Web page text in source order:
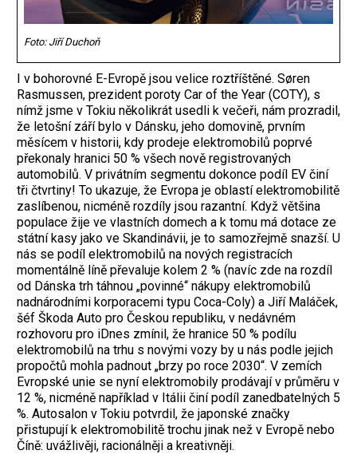
Foto: Jiří Duchoň
I v bohorovné E-Evropě jsou velice roztříštěné. Søren
Rasmussen, prezident poroty Car of the Year (COTY), s
nímž jsme v Tokiu několikrát usedli k večeři, nám prozradil,
že letošní září bylo v Dánsku, jeho domovině, prvním
měsícem v historii, kdy prodeje elektromobilů poprvé
překonaly hranici 50 % všech nově registrovaných
automobilů. V privátním segmentu dokonce podíl EV činí
tři čtvrtiny! To ukazuje, že Evropa je oblastí elektromobilitě
zaslíbenou, nicméně rozdíly jsou razantní. Když většina
populace žije ve vlastních domech a k tomu má dotace ze
státní kasy jako ve Skandinávii, je to samozřejmě snazší. U
nás se podíl elektromobilů na nových registracích
momentálně líně převaluje kolem 2 % (navíc zde na rozdíl
od Dánska trh táhnou „povinné“ nákupy elektromobilů
nadnárodními korporacemi typu Coca-Coly) a Jiří Maláček,
šéf Škoda Auto pro Českou republiku, v nedávném
rozhovoru pro iDnes zmínil, že hranice 50 % podílu
elektro­mobilů na trhu s novými vozy by u nás podle jejich
propočtů mohla padnout „brzy po roce 2030“. V zemích
Evropské unie se nyní elektromobily prodávají v průměru v
12 %, nicméně například v Itálii činí podíl zanedbatelných 5
%. Autosalon v Tokiu potvrdil, že japonské značky
přistupují k elektromobilitě trochu jinak než v Evropě nebo
Číně: uvážlivěji, racionálněji a kreativněji.